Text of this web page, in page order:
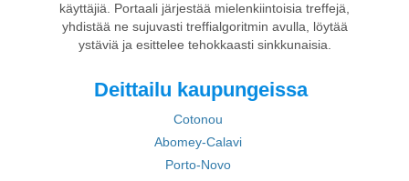
käyttäjiä. Portaali järjestää mielenkiintoisia treffejä,
yhdistää ne sujuvasti treffialgoritmin avulla, löytää
ystäviä ja esittelee tehokkaasti sinkkunaisia.
Deittailu kaupungeissa
Cotonou
Abomey-Calavi
Porto-Novo